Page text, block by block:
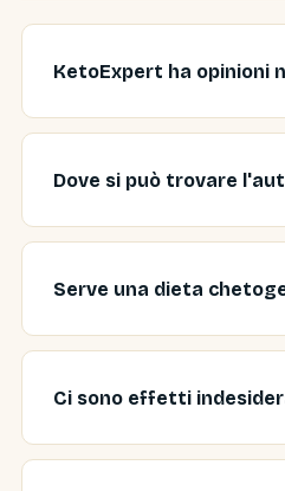
KetoExpert ha opinioni
Dove si può trovare
Serve una dieta
Ci sono effetti